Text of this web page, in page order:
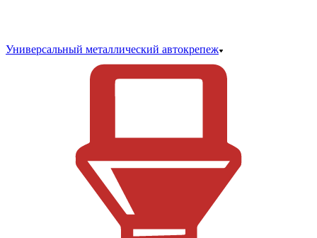
Универсальный металлический автокрепеж